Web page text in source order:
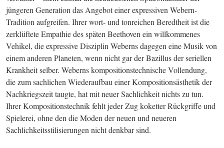
jüngeren Generation das Angebot einer expressiven Webern-
Tradition aufgreifen. Ihrer wort- und tonreichen Beredtheit ist die
zerklüftete Empathie des späten Beethoven ein willkommenes
Vehikel, die expressive Disziplin Weberns dagegen eine Musik von
einem anderen Planeten, wenn nicht gar der Bazillus der seriellen
Krankheit selber. Weberns kompositionstechnische Vollendung,
die zum sachlichen Wiederaufbau einer Kompositionsästhetik der
Nachkriegszeit taugte, hat mit neuer Sachlichkeit nichts zu tun.
Ihrer Kompositionstechnik fehlt jeder Zug koketter Rückgriffe und
Spielerei, ohne den die Moden der neuen und neueren
Sachlichkeitsstilisierungen nicht denkbar sind.